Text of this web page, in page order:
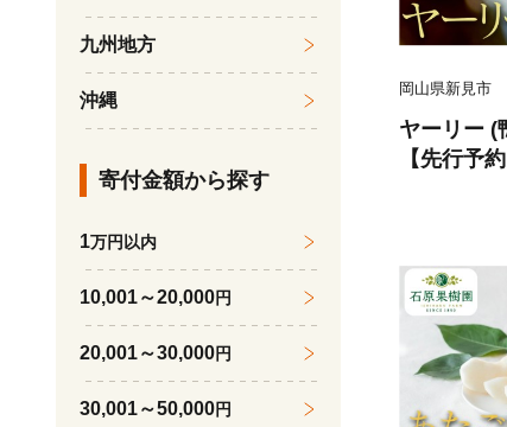
岡山県新見市
ヤーリー (鴨梨) 4㎏ 贈答
【先行予
九州地方
沖縄
寄付金額から探す
1万円以内
10,001～20,000円
20,001～30,000円
30,001～50,000円